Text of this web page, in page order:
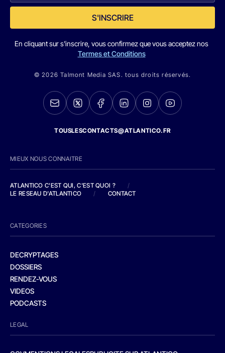
S'INSCRIRE
En cliquant sur s'inscrire, vous confirmez que vous acceptez nos
Termes et Conditions
© 2026 Talmont Media SAS. tous droits réservés.
TOUSLESCONTACTS@ATLANTICO.FR
MIEUX NOUS CONNAITRE
ATLANTICO C'EST QUI, C'EST QUOI ?
/
LE RESEAU D'ATLANTICO
/ CONTACT
CATEGORIES
DECRYPTAGES
DOSSIERS
RENDEZ-VOUS
VIDEOS
PODCASTS
LEGAL